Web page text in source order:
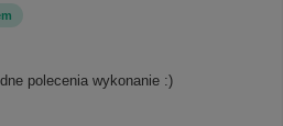
polecenia wykonanie :)